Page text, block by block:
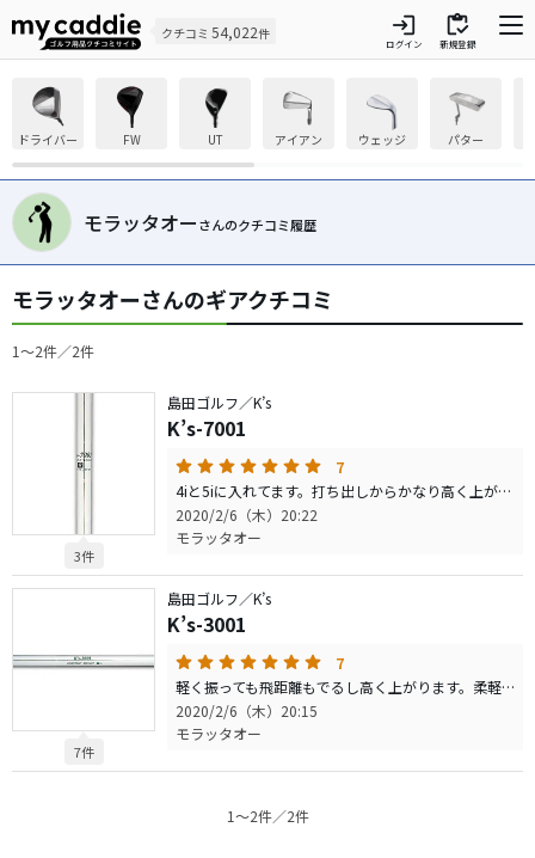
クチコミ 54,022件 login
ログイン
inventory
新規登録
ドライバー FW UT アイアン ウェッジ パター
モラッタオーさんのクチコミ履歴
モラッタオーさんのギアクチコミ
1〜2件／2件
3件
島田ゴルフ／K’s
K’s-7001
7
4iと5iに入れてます。打ち出しからかなり高く上がります。捕らえきれなかったような抜けた感覚ですが飛んでます。バランスが出ないのでギリ長め。それでもD0程度。主に非力な初級者や中級者や年配者に向くのでは無いでしょうか。
2020/2/6（木）20:22
モラッタオー
7件
島田ゴルフ／K’s
K’s-3001
7
軽く振っても飛距離もでるし高く上がります。柔軽量ブームにならなかったらいらない見栄張って違うシャフトにしてたかもしれなかった。軽量ゆえかハーフスイング気味でショットしています。確かにラフに負けない切れ味あります。球の止まりは少しスピン量が足らない気がしますのでシビアに点で狙いたい時は困ります。1ラウンドぐらいじゃ体は楽だし個人的には大変気に入っています！！
2020/2/6（木）20:15
モラッタオー
1〜2件／2件